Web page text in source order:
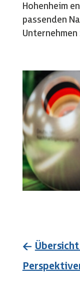
Hohenheim
passenden
Unternehmen
←